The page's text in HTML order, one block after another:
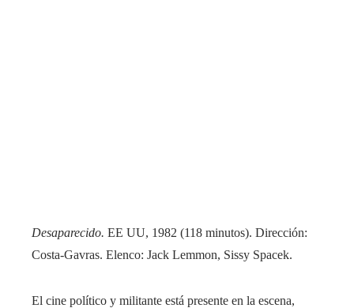
Desaparecido. EE UU, 1982 (118 minutos). Dirección:
Costa-Gavras. Elenco: Jack Lemmon, Sissy Spacek.
El cine político y militante está presente en la escena,